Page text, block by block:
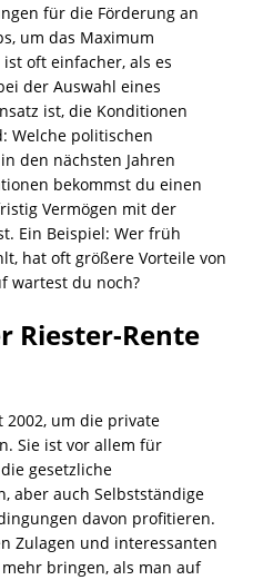
für die Förderung an
um das Maximum
oft einfacher, als es
der Auswahl eines
ist, die Konditionen
Welche politischen
den nächsten Jahren
bekommst du einen
Vermögen mit der
Ein Beispiel: Wer früh
hat oft größere Vorteile von
wartest du noch?
Riester-Rente
2002, um die private
Sie ist vor allem für
gesetzliche
aber auch Selbstständige
davon profitieren.
Zulagen und interessanten
bringen, als man auf